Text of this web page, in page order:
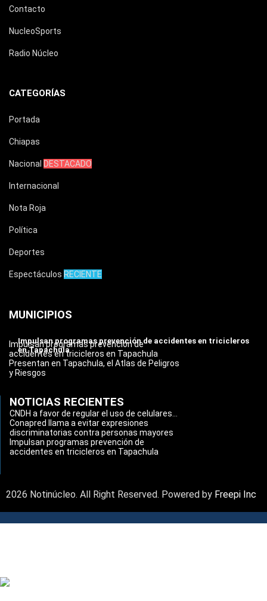
Contacto
NucleoSports
Radio Núcleo
CATEGORÍAS
Portada
Chiapas
Nacional DESTACADO
Internacional
Nota Roja
Política
Deportes
Espectáculos RECIENTE
MUNICIPIOS
Impulsan programas prevención de accidentes en tricicleros
en Tapachula
Impulsan programas prevención de
accidentes en tricicleros en Tapachula
Presentan en Tapachula, el Atlas de Peligros
y Riesgos
NOTICIAS RECIENTES
CNDH a favor de regular el uso de celulares...
Conapred llama a evitar expresiones
discriminatorias contra personas mayores
Impulsan programas prevención de
accidentes en tricicleros en Tapachula
2026 Notinúcleo. All Right Reserved. Powered by Freepi Inc